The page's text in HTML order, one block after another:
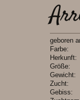
geboren